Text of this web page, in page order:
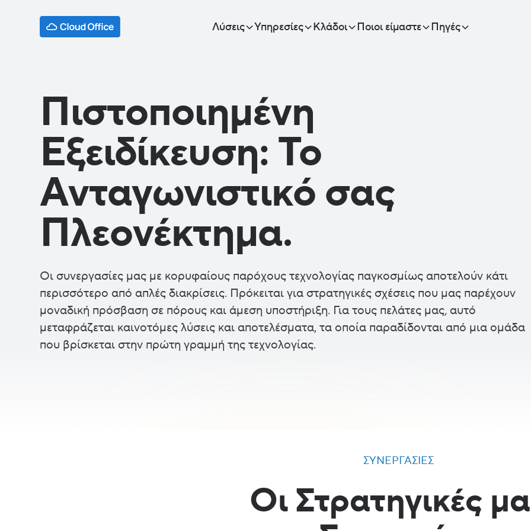
Λύσεις Υπηρεσίες Κλάδοι Ποιοι είμαστε Πηγές
Πιστοποιημένη
Εξειδίκευση: Το
Ανταγωνιστικό σας
Πλεονέκτημα.
Οι συνεργασίες μας με κορυφαίους παρόχους τεχνολογίας παγκοσμίως αποτελούν κάτι
περισσότερο από απλές διακρίσεις. Πρόκειται για στρατηγικές σχέσεις που μας παρέχουν
μοναδική πρόσβαση σε πόρους και άμεση υποστήριξη. Για τους πελάτες μας, αυτό
μεταφράζεται καινοτόμες λύσεις και αποτελέσματα, τα οποία παραδίδονται από μια ομάδα
που βρίσκεται στην πρώτη γραμμή της τεχνολογίας.
ΣΥΝΕΡΓΑΣΊΕΣ
Οι Στρατηγικές